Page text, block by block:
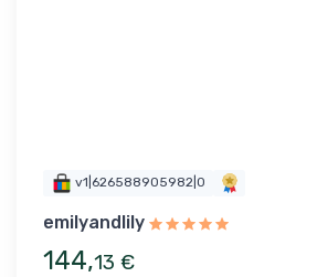
v1|626588905982|0
emilyandlily
144,13 €